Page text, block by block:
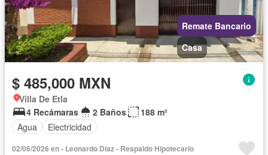
Remate Bancario
Casa
$ 485,000 MXN
Villa De Etla
4 Recámaras
2 Baños
188 m²
Agua
Electricidad
02/06/2026 en - Leonardo Diaz - Respaldo Hipotecario